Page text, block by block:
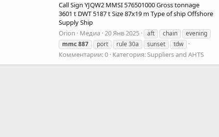
Call Sign YJQW2 MMSI 576501000 Gross tonnage
3601 t DWT 5187 t Size 87x19 m Type of ship Offshore
Supply Ship
Orion
Медиа 20 Янв 2025 aft chain
evening
mmc887 port rule 30a sunset tdw
Комментарии: 0 Категория: Suppliers and AHTS